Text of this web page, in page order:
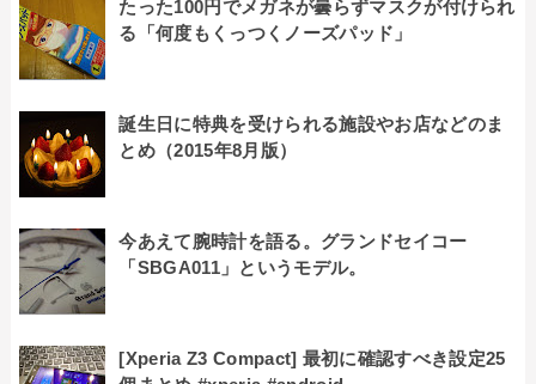
たった100円でメガネが曇らずマスクが付けられ
る「何度もくっつくノーズパッド」
誕生日に特典を受けられる施設やお店などのま
とめ（2015年8月版）
今あえて腕時計を語る。グランドセイコー
「SBGA011」というモデル。
[Xperia Z3 Compact] 最初に確認すべき設定25